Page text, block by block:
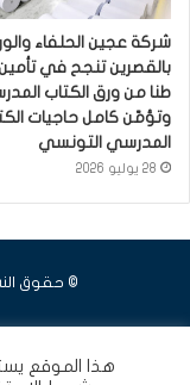
شركة عجين الحلفاء
طنا من ورق الكتاب
وتؤمّن كامل حاجيات
المدرسي التونسي
28 يوليو 2026
© حقوق النشر 2026، جميع الحقوق
هذا الموقع